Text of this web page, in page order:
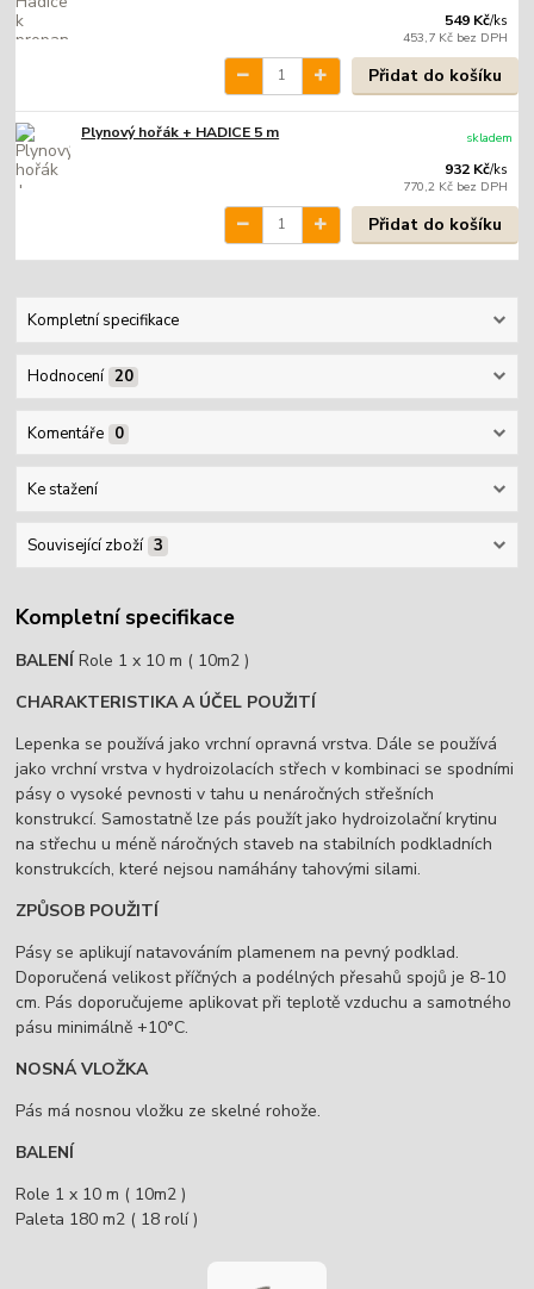
549 Kč/ks
453,7 Kč bez DPH
Přidat do košíku
Plynový hořák + HADICE 5 m
932 Kč/ks
770,2 Kč bez DPH
skladem
Přidat do košíku
Kompletní specifikace
Hodnocení 20
Komentáře 0
Ke stažení
Související zboží 3
Kompletní specifikace
BALENÍRole 1 x 10 m ( 10m2 )
CHARAKTERISTIKA A ÚČEL POUŽITÍ
Lepenka se používá jako vrchní opravná vrstva. Dále se používá
jako vrchní vrstva v hydroizolacích střech v kombinaci se spodními
pásy o vysoké pevnosti v tahu u nenáročných střešních
konstrukcí. Samostatně lze pás použít jako hydroizolační krytinu
na střechu u méně náročných staveb na stabilních podkladních
konstrukcích, které nejsou namáhány tahovými silami.
ZPŮSOB POUŽITÍ
Pásy se aplikují natavováním plamenem na pevný podklad.
Doporučená velikost příčných a podélných přesahů spojů je 8-10
cm. Pás doporučujeme aplikovat při teplotě vzduchu a samotného
pásu minimálně +10°C.
NOSNÁ VLOŽKA
Pás má nosnou vložku ze skelné rohože.
BALENÍ
Role 1 x 10 m ( 10m2 )
Paleta 180 m2 ( 18 rolí )